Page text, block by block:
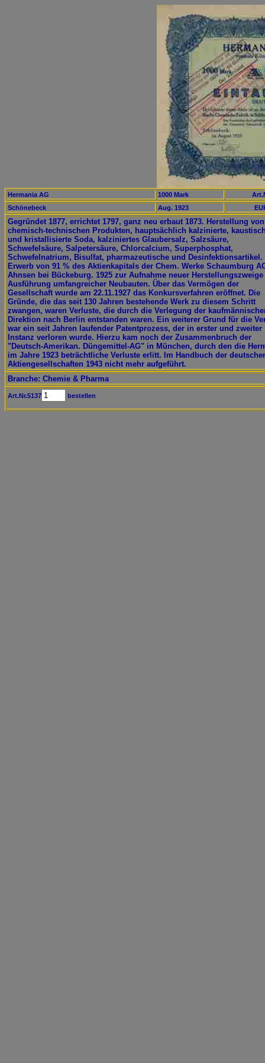
Hermania AG 1000 Mark
Schönebeck
Aug. 1923
Gegründet 1877, errichtet 1797, ganz neu erbaut 1873. Herstellung von
chemisch-technischen Produkten, hauptsächlich kalzinierte,
und kristallisierte Soda, kalziniertes Glaubersalz, Salzsäure,
Schwefelsäure, Salpetersäure, Chlorcalcium, Superphosphat,
Schwefelnatrium, Bisulfat, pharmazeutische und Desinfektionsartikel.
Erwerb von 91 % des Aktienkapitals der Chem. Werke Schaumburg
Ahnsen bei Bückeburg. 1925 zur Aufnahme neuer Herstellungszweige
Ausführung umfangreicher Neubauten. Über das Vermögen der
Gesellschaft wurde am 22.11.1927 das Konkursverfahren eröffnet. Die
Gründe, die das seit 130 Jahren bestehende Werk zu diesem Schritt
zwangen, waren Verluste, die durch die Verlegung der
Direktion nach Berlin entstanden waren. Ein weiterer Grund für die
war ein seit Jahren laufender Patentprozess, der in erster und zweiter
Instanz verloren wurde. Hierzu kam noch der Zusammenbruch der
"Deutsch-Amerikan. Düngemittel-AG" in München, durch den die
im Jahre 1923 beträchtliche Verluste erlitt. Im Handbuch der
Aktiengesellschaften 1943 nicht mehr aufgeführt.
Branche: Chemie & Pharma
Art.Nr.5137 bestellen